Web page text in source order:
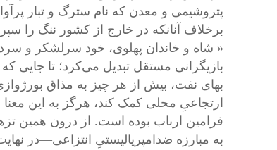
پتروشیمی و معدن که نام سترگ و تبار
برخلاف آنانکه در خارج از کشور ننگ را
« شاه و خاندان پهلوی، خود سرلشکر و
بازیگرانی مستقل تبدیل می‌کرد؛ تا جایی
بهای نفت، بیش از هر چیز به مذاق
ارتجاعیِ محلی کمک کند، هرگز به این
فرامین ارباب بوده است. از درون همین
به مبارزه ضدامپریالیستیِ انتزاعی—در